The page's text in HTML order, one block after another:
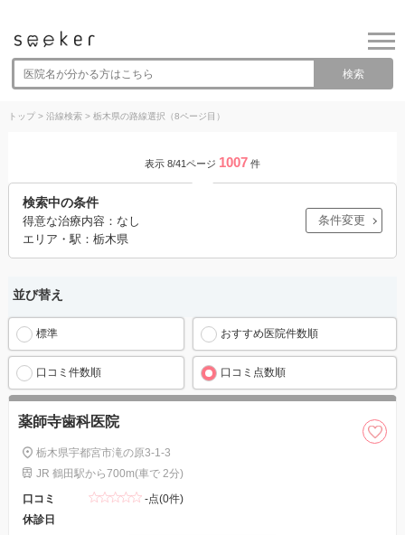
検索
トップ> 沿線検索> 栃木県の路線選択（8ページ目）
表示 8/41ページ 1007 件
検索中の条件
得意な治療内容：なし
エリア・駅：栃木県
条件変更
並び替え
標準 おすすめ医院件数順
口コミ件数順 口コミ点数順
薬師寺歯科医院
栃木県宇都宮市滝の原3-1-3
JR 鶴田駅から700m(車で 2分)
口コミ
-点(0件)
休診日